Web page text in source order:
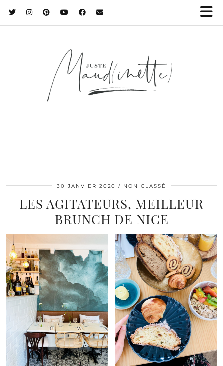
30 JANVIER 2020 NON CLASSÉ
LES AGITATEURS, MEILLEUR
BRUNCH DE NICE